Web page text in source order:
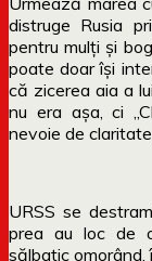
distruge Rusia
pentru mulți și
poate doar își
că zicerea aia a
nu era așa, ci
nevoie de
URSS se
prea au loc de
sălbatic omorând,